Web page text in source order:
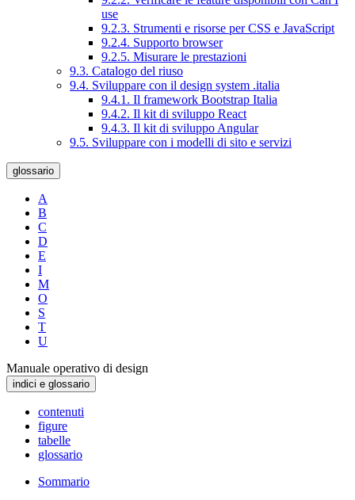
use
9.2.3. Strumenti e risorse per CSS e JavaScript
9.2.4. Supporto browser
9.2.5. Misurare le prestazioni
9.3. Catalogo del riuso
9.4. Sviluppare con il design system .italia
9.4.1. Il framework Bootstrap Italia
9.4.2. Il kit di sviluppo React
9.4.3. Il kit di sviluppo Angular
9.5. Sviluppare con i modelli di sito e servizi
glossario
A
B
C
D
E
I
M
O
S
T
U
Manuale operativo di design
indici e glossario
contenuti
figure
tabelle
glossario
Sommario